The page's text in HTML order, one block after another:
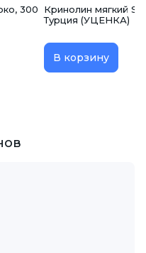
300
Кринолин мягкий
Турция (УЦЕНКА)
В корзину